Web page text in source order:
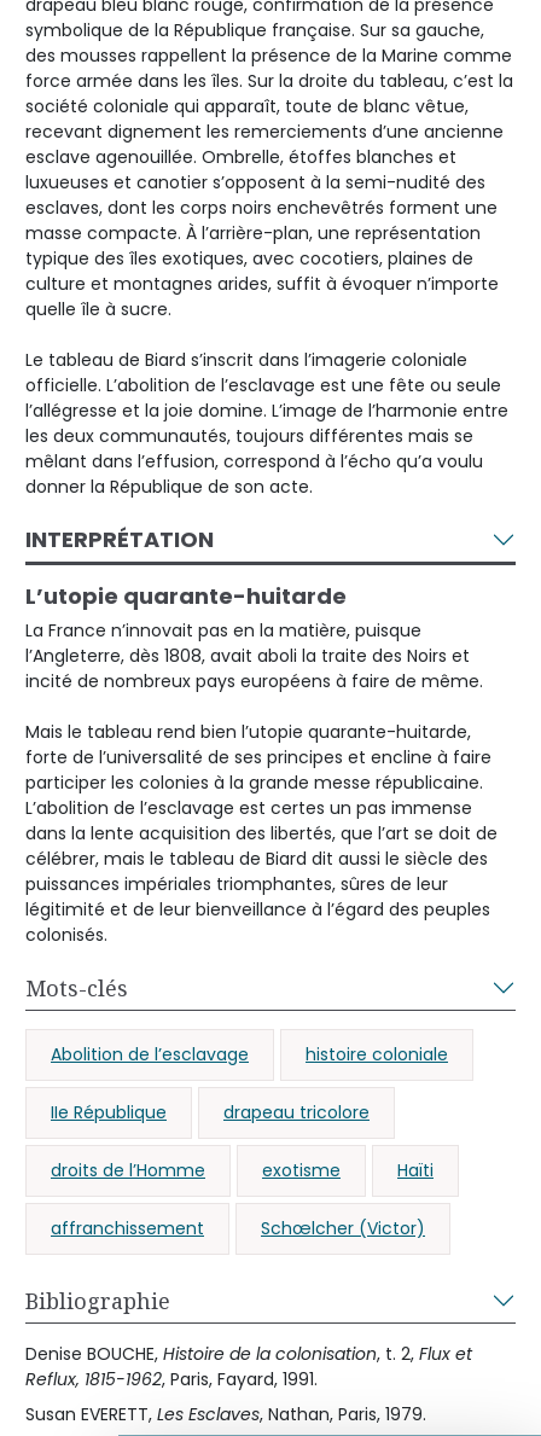
drapeau bleu blanc rouge, confirmation de la présence
symbolique de la République française. Sur sa gauche,
des mousses rappellent la présence de la Marine comme
force armée dans les îles. Sur la droite du tableau, c’est la
société coloniale qui apparaît, toute de blanc vêtue,
recevant dignement les remerciements d’une ancienne
esclave agenouillée. Ombrelle, étoffes blanches et
luxueuses et canotier s’opposent à la semi-nudité des
esclaves, dont les corps noirs enchevêtrés forment une
masse compacte. À l’arrière-plan, une représentation
typique des îles exotiques, avec cocotiers, plaines de
culture et montagnes arides, suffit à évoquer n’importe
quelle île à sucre.
Le tableau de Biard s’inscrit dans l’imagerie coloniale
officielle. L’abolition de l’esclavage est une fête ou seule
l’allégresse et la joie domine. L’image de l’harmonie entre
les deux communautés, toujours différentes mais se
mêlant dans l’effusion, correspond à l’écho qu’a voulu
donner la République de son acte.
INTERPRÉTATION
L’utopie quarante-huitarde
La France n’innovait pas en la matière, puisque
l’Angleterre, dès 1808, avait aboli la traite des Noirs et
incité de nombreux pays européens à faire de même.
Mais le tableau rend bien l’utopie quarante-huitarde,
forte de l’universalité de ses principes et encline à faire
participer les colonies à la grande messe républicaine.
L’abolition de l’esclavage est certes un pas immense
dans la lente acquisition des libertés, que l’art se doit de
célébrer, mais le tableau de Biard dit aussi le siècle des
puissances impériales triomphantes, sûres de leur
légitimité et de leur bienveillance à l’égard des peuples
colonisés.
Mots-clés
Abolition de l’esclavage histoire coloniale
IIe République drapeau tricolore
droits de l’Homme exotisme Haïti
affranchissement Schœlcher (Victor)
Bibliographie
Denise BOUCHE, Histoire de la colonisation, t. 2, Flux et
Reflux, 1815-1962, Paris, Fayard, 1991.
Susan EVERETT, Les Esclaves, Nathan, Paris, 1979.